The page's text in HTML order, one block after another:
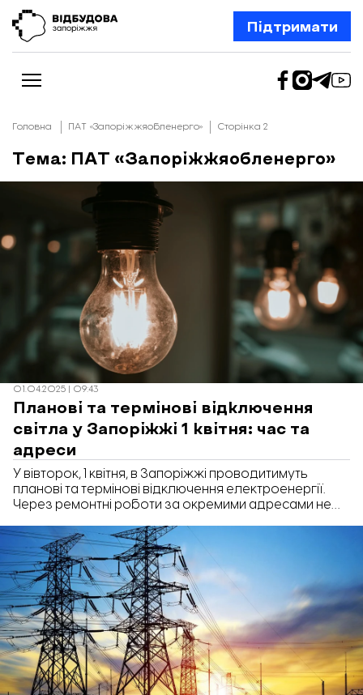
Підтримати
Новини
Відбудова Запоріжжя
Бізнес
Шлях додому
Відбудова. Життя
Редакційна політика
Головна ПАТ «Запоріжжяобленерго» Сторінка 2
Тема: ПАТ «Запоріжжяобленерго»
01.04.2025 | 09:43
Планові та термінові відключення
світла у Запоріжжі 1 квітня: час та
адреси
У вівторок, 1 квітня, в Запоріжжі проводитимуть
планові та термінові відключення електроенергії.
Через ремонтні роботи за окремими адресами не